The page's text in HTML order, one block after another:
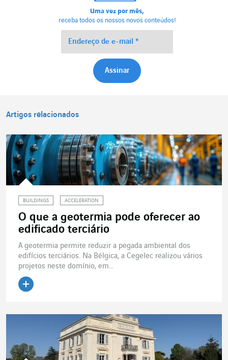
Uma vez por mês,
receba todos os nossos novos conteúdos!
Artigos relacionados
BUILDINGS ACCELERATION
O que a geotermia pode oferecer ao
edificado terciário
A geotermia permite reduzir a pegada ambiental dos
edifícios terciários. Na Bélgica, a Cegelec realizou vários
projetos neste domínio, em...